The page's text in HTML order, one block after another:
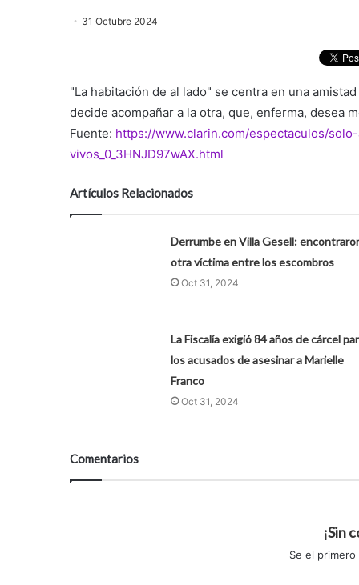
31 Octubre 2024
"La habitación de al lado" se centra en una
decide acompañar a la otra, que, enferma, desea
Fuente: https://www.clarin.com/espectaculos/
vivos_0_3HNJD97wAX.html
Artículos Relacionados
Derrumbe en Villa Gesell:
otra víctima entre los escombros
Oct 31, 2024
La Fiscalía exigió 84 años de cárcel
los acusados de asesinar a Marielle
Franco
Oct 31, 2024
Comentarios
¡Sin
Se el